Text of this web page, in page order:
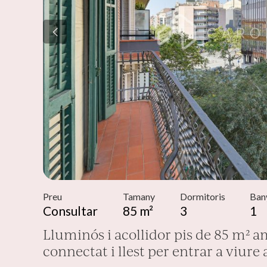
Preu
Consultar
Tamany
85 m²
Dormitoris
3 1
Lluminós i acollidor pis de 85 m²
connectat i llest per entrar a viure
Aquest
millorar
de les
desitja,
compte
La
de
nostres